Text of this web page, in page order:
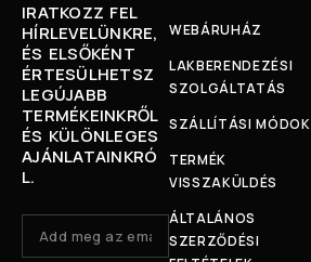
IRATKOZZ FEL
HÍRLEVELÜNKRE,
ÉS ELSŐKÉNT
ÉRTESÜLHETSZ
LEGÚJABB
TERMÉKEINKRŐL
ÉS KÜLÖNLEGES
AJÁNLATAINKRÓ
L.
WEBÁRUHÁZ
LAKBERENDEZÉSI
SZOLGÁLTATÁS
SZÁLLÍTÁSI MÓDOK
TERMÉK
VISSZAKÜLDÉS
ÁLTALÁNOS
SZERZŐDÉSI